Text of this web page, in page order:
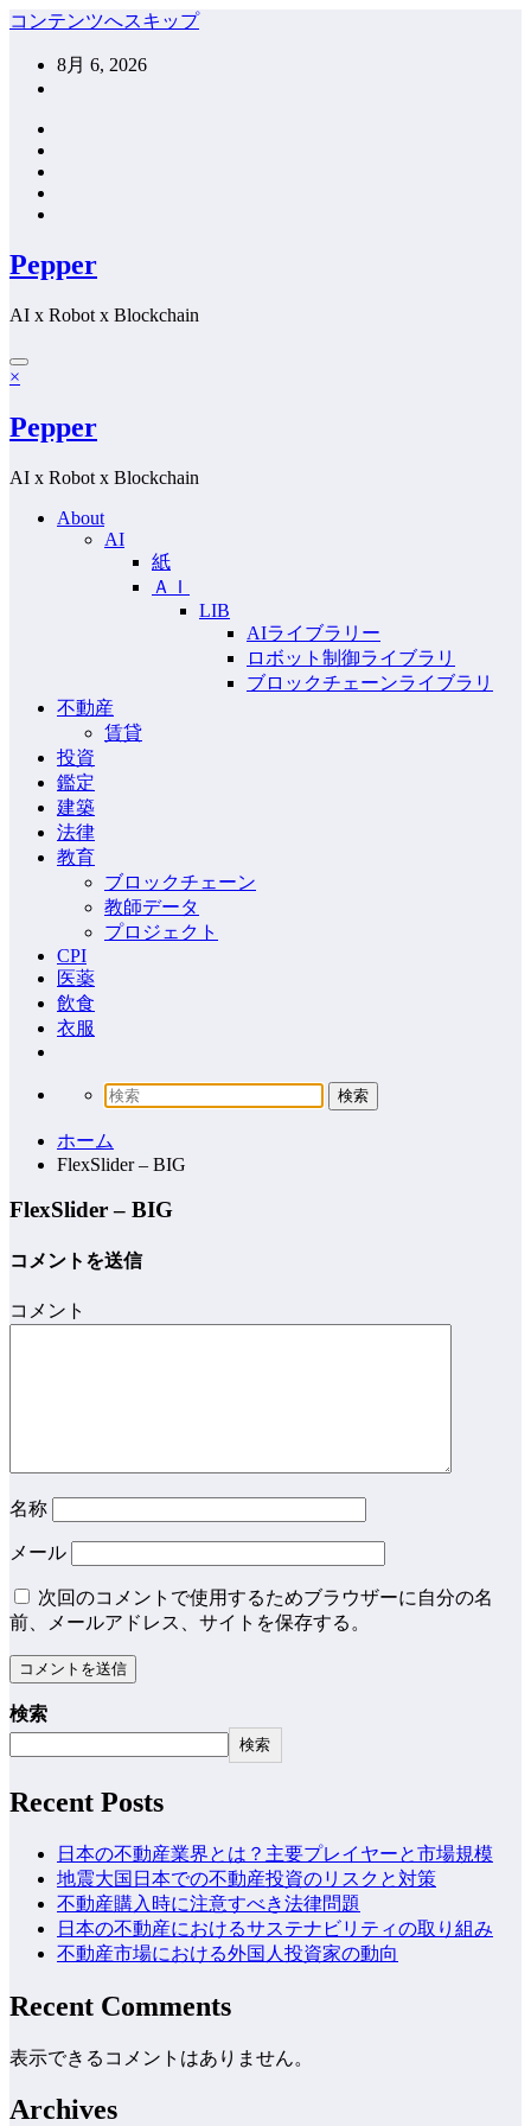
コンテンツへスキップ
8月 6, 2026
Pepper
AI x Robot x Blockchain
×
Pepper
AI x Robot x Blockchain
About
AI
紙
ＡＩ
LIB
AIライブラリー
ロボット制御ライブラリ
ブロックチェーンライブラリ
不動産
賃貸
投資
鑑定
建築
法律
教育
ブロックチェーン
教師データ
プロジェクト
CPI
医薬
飲食
衣服
ホーム
FlexSlider – BIG
FlexSlider – BIG
コメントを送信
コメント
名称
メール
次回のコメントで使用するためブラウザーに自分の名
前、メールアドレス、サイトを保存する。
検索
検索
Recent Posts
日本の不動産業界とは？主要プレイヤーと市場規模
地震大国日本での不動産投資のリスクと対策
不動産購入時に注意すべき法律問題
日本の不動産におけるサステナビリティの取り組み
不動産市場における外国人投資家の動向
Recent Comments
表示できるコメントはありません。
Archives